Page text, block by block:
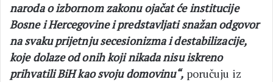
naroda o izbornom zakonu ojačat će institucije
Bosne i Hercegovine i predstavljati snažan odgovor
na svaku prijetnju secesionizma i destabilizacije,
koje dolaze od onih koji nikada nisu iskreno
prihvatili BiH kao svoju domovinu“, poručuju iz